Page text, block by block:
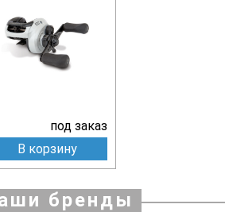
под заказ
В корзину
бренды